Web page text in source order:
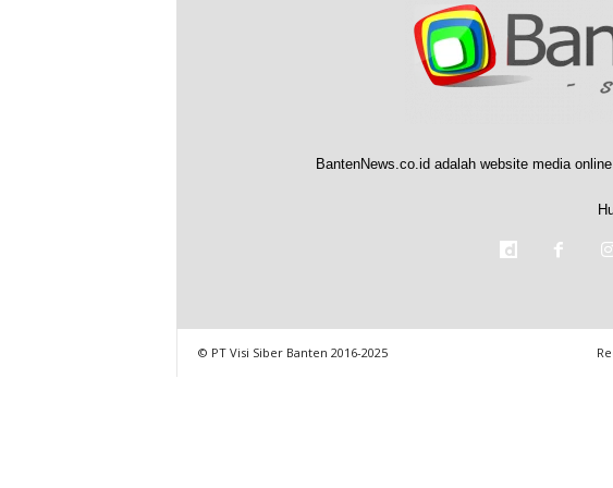
BantenNews.co.id adalah website media
© PT Visi Siber Banten 2016-2025